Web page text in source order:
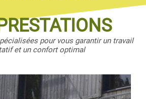
pour vous garantir un travail
et un confort optimal